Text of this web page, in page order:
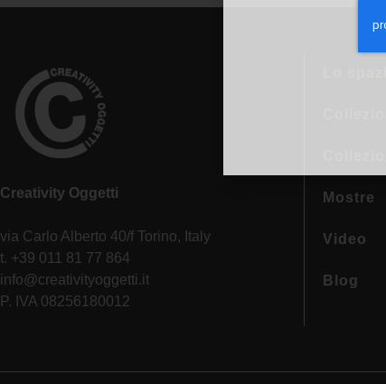
Creativity Oggetti
via Carlo Alberto 40/f Torino, Italy
t. +39 011 81 77 864
info@creativityoggetti.it
P. IVA 08256180012
Mostre
Video
Blog